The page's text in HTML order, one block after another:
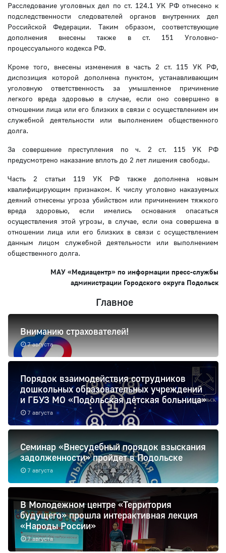
Расследование уголовных дел по ст. 124.1 УК РФ отнесено к
подследственности следователей органов внутренних дел
Российской Федерации. Таким образом, соответствующие
дополнения внесены также в ст. 151 Уголовно-
процессуального кодекса РФ.
Кроме того, внесены изменения в часть 2 ст. 115 УК РФ,
диспозиция которой дополнена пунктом, устанавливающим
уголовную ответственность за умышленное причинение
легкого вреда здоровью в случае, если оно совершено в
отношении лица или его близких в связи с осуществлением им
служебной деятельности или выполнением общественного
долга.
За совершение преступления по ч. 2 ст. 115 УК РФ
предусмотрено наказание вплоть до 2 лет лишения свободы.
Часть 2 статьи 119 УК РФ также дополнена новым
квалифицирующим признаком. К числу уголовно наказуемых
деяний отнесены угроза убийством или причинением тяжкого
вреда здоровью, если имелись основания опасаться
осуществления этой угрозы, в случае, если она совершена в
отношении лица или его близких в связи с осуществлением
данным лицом служебной деятельности или выполнением
общественного долга.
МАУ «Медиацентр» по информации пресс-службы
администрации Городского округа Подольск
Главное
7 августа
Вниманию страхователей!
7 августа
Порядок взаимодействия сотрудников
дошкольных образовательных учреждений
и ГБУЗ МО «Подольская детская больница»
7 августа
Семинар «Внесудебный порядок взыскания
задолженности» пройдет в Подольске
7 августа
В Молодежном центре «Территория
будущего» прошла интерактивная лекция
«Народы России»